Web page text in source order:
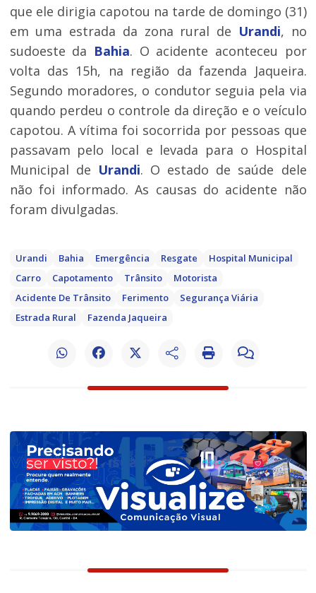
que ele dirigia capotou na tarde de domingo (31)
em uma estrada da zona rural de Urandi, no
sudoeste da Bahia. O acidente aconteceu por
volta das 15h, na região da fazenda Jaqueira.
Segundo moradores, o condutor seguia pela via
quando perdeu o controle da direção e o veículo
capotou. A vítima foi socorrida por pessoas que
passavam pelo local e levada para o Hospital
Municipal de Urandi. O estado de saúde dele
não foi informado. As causas do acidente não
foram divulgadas.
Urandi Bahia Emergência Resgate
Hospital Municipal
Carro
Capotamento Trânsito
Motorista
Acidente De Trânsito
Ferimento
Segurança Viária
Estrada Rural
Fazenda Jaqueira